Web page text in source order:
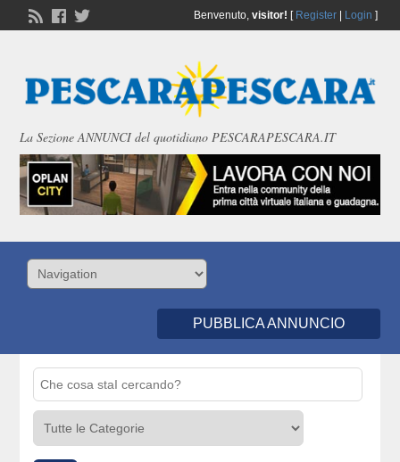
Benvenuto, visitor! [ Register| Login ]
La Sezione ANNUNCI del quotidiano PESCARAPESCARA.IT
PUBBLICA ANNUNCIO